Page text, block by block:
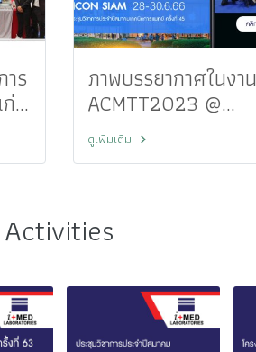
ร ภาพบรรยากาศในงาน
ACMTT2023 @
ICONSIAM
ดูเพิ่มเติม
Activities